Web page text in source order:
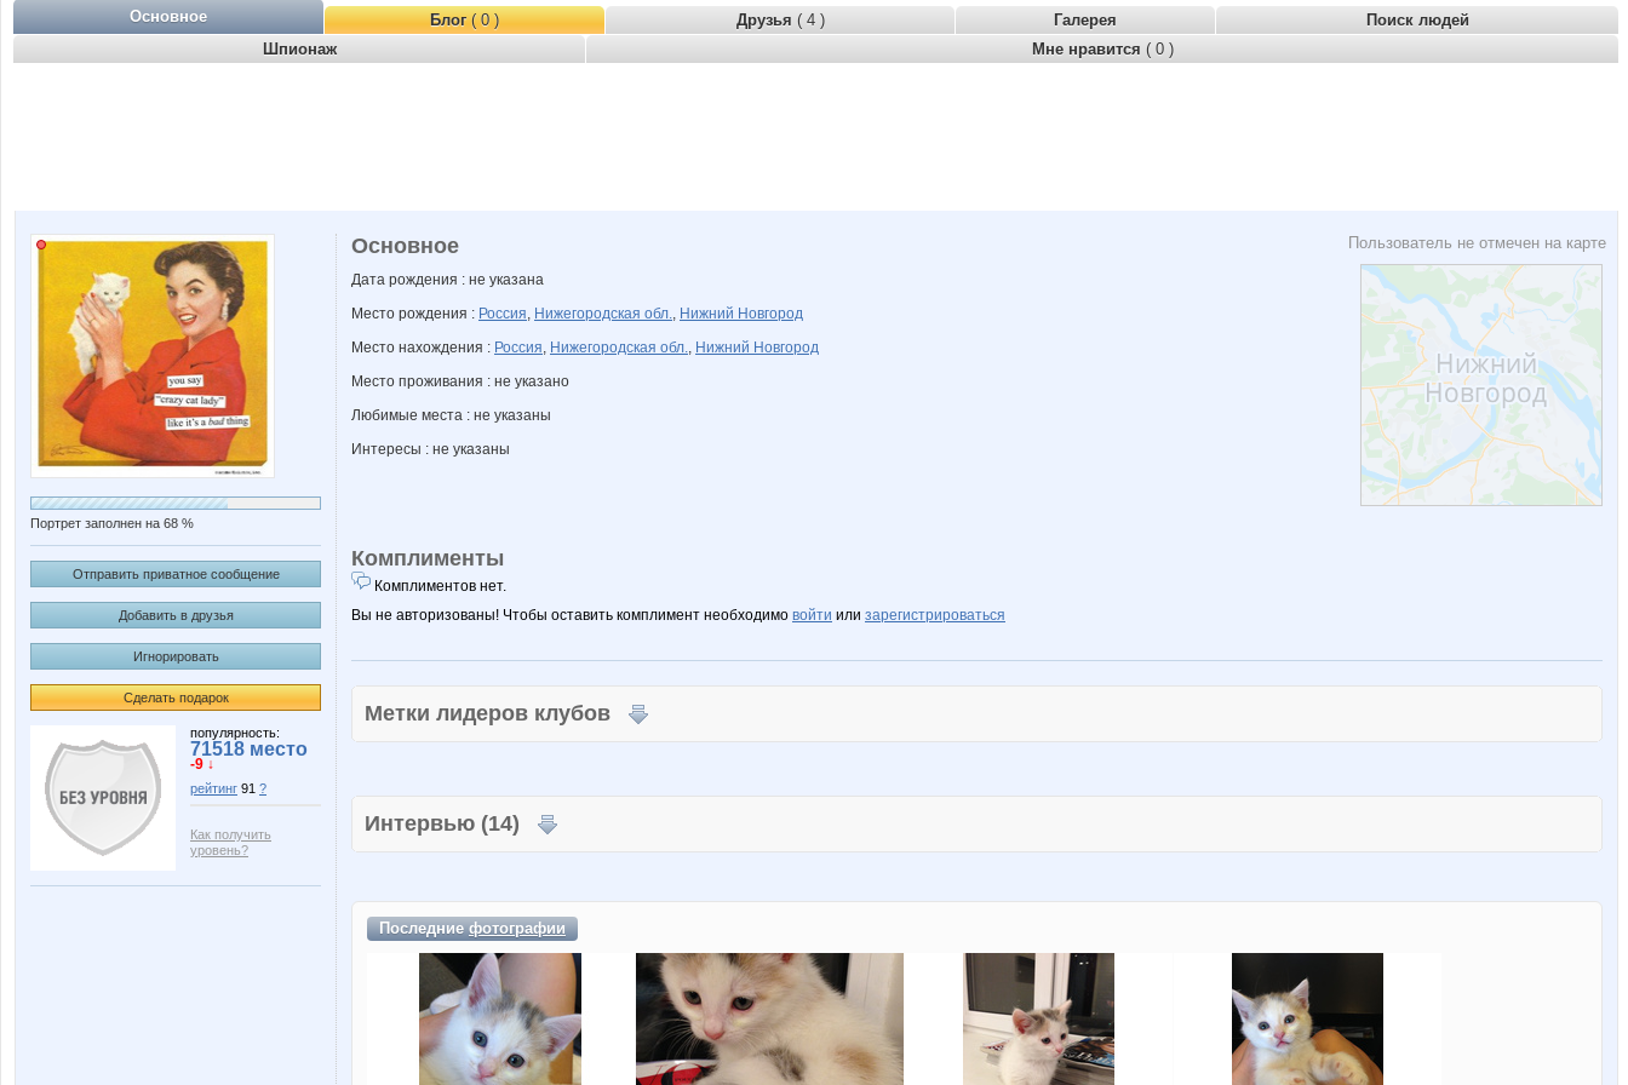
Основное Блог( 0 ) Друзья ( 4 ) Галерея
Поиск людей
Шпионаж
Мне нравится ( 0 )
Портрет заполнен на 68 %
Отправить приватное сообщение
Добавить в друзья
Игнорировать
Сделать подарок
популярность:
71518 место
-9 ↓
рейтинг 91 ?
Как получить
уровень?
Пользователь не отмечен на карте
Основное
Дата рождения : не указана
Место рождения : Россия, Нижегородская обл., Нижний Новгород
Место нахождения : Россия, Нижегородская обл., Нижний Новгород
Место проживания : не указано
Любимые места : не указаны
Интересы : не указаны
Комплименты
Комплиментов нет.
Вы не авторизованы! Чтобы оставить комплимент необходимо войти или зарегистрироваться
Метки лидеров клубов
Интервью (14)
Последниефотографии